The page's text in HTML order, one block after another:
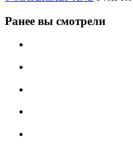
Ранее вы смотрели